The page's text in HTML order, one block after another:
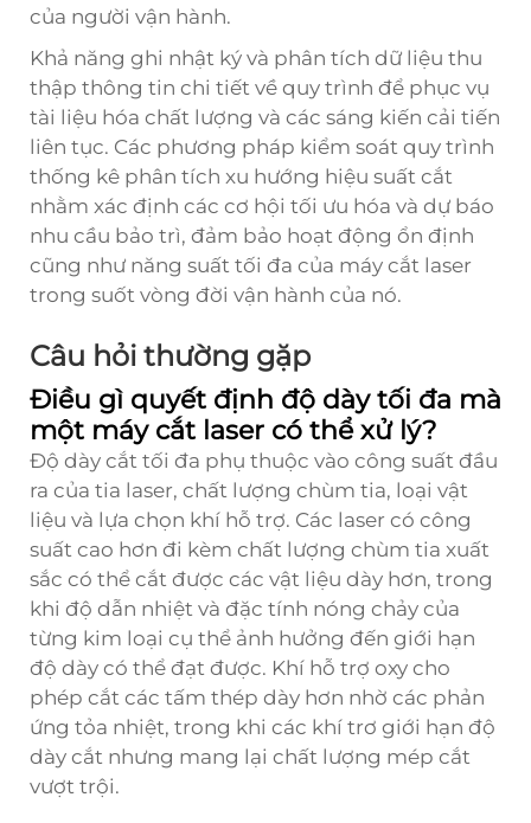
của người vận hành.
Khả năng ghi nhật ký và phân tích dữ liệu thu
thập thông tin chi tiết về quy trình để phục vụ
tài liệu hóa chất lượng và các sáng kiến cải tiến
liên tục. Các phương pháp kiểm soát quy trình
thống kê phân tích xu hướng hiệu suất cắt
nhằm xác định các cơ hội tối ưu hóa và dự báo
nhu cầu bảo trì, đảm bảo hoạt động ổn định
cũng như năng suất tối đa của máy cắt laser
trong suốt vòng đời vận hành của nó.
Câu hỏi thường gặp
Điều gì quyết định độ dày tối đa mà
một máy cắt laser có thể xử lý?
Độ dày cắt tối đa phụ thuộc vào công suất đầu
ra của tia laser, chất lượng chùm tia, loại vật
liệu và lựa chọn khí hỗ trợ. Các laser có công
suất cao hơn đi kèm chất lượng chùm tia xuất
sắc có thể cắt được các vật liệu dày hơn, trong
khi độ dẫn nhiệt và đặc tính nóng chảy của
từng kim loại cụ thể ảnh hưởng đến giới hạn
độ dày có thể đạt được. Khí hỗ trợ oxy cho
phép cắt các tấm thép dày hơn nhờ các phản
ứng tỏa nhiệt, trong khi các khí trơ giới hạn độ
dày cắt nhưng mang lại chất lượng mép cắt
vượt trội.